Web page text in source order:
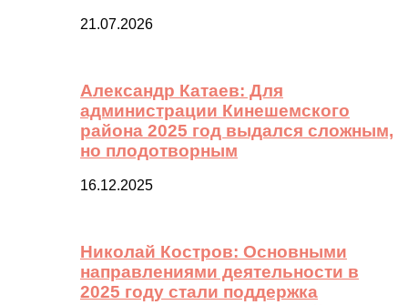
21.07.2026
Александр Катаев: Для
администрации Кинешемского
района 2025 год выдался сложным,
но плодотворным
16.12.2025
Николай Костров: Основными
направлениями деятельности в
2025 году стали поддержка